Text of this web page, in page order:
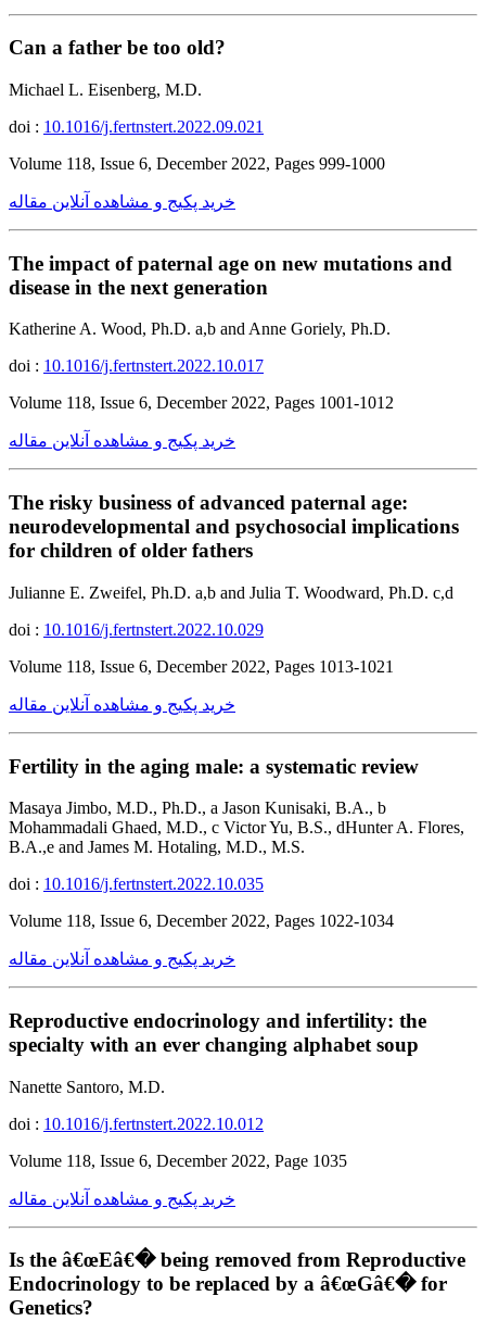
Can a father be too old?
Michael L. Eisenberg, M.D.
doi : 10.1016/j.fertnstert.2022.09.021
Volume 118, Issue 6, December 2022, Pages 999-1000
خرید پکیج و مشاهده آنلاین مقاله
The impact of paternal age on new mutations and
disease in the next generation
Katherine A. Wood, Ph.D. a,b and Anne Goriely, Ph.D.
doi : 10.1016/j.fertnstert.2022.10.017
Volume 118, Issue 6, December 2022, Pages 1001-1012
خرید پکیج و مشاهده آنلاین مقاله
The risky business of advanced paternal age:
neurodevelopmental and psychosocial implications
for children of older fathers
Julianne E. Zweifel, Ph.D. a,b and Julia T. Woodward, Ph.D. c,d
doi : 10.1016/j.fertnstert.2022.10.029
Volume 118, Issue 6, December 2022, Pages 1013-1021
خرید پکیج و مشاهده آنلاین مقاله
Fertility in the aging male: a systematic review
Masaya Jimbo, M.D., Ph.D., a Jason Kunisaki, B.A., b
Mohammadali Ghaed, M.D., c Victor Yu, B.S., dHunter A. Flores,
B.A.,e and James M. Hotaling, M.D., M.S.
doi : 10.1016/j.fertnstert.2022.10.035
Volume 118, Issue 6, December 2022, Pages 1022-1034
خرید پکیج و مشاهده آنلاین مقاله
Reproductive endocrinology and infertility: the
specialty with an ever changing alphabet soup
Nanette Santoro, M.D.
doi : 10.1016/j.fertnstert.2022.10.012
Volume 118, Issue 6, December 2022, Page 1035
خرید پکیج و مشاهده آنلاین مقاله
Is the â€œEâ€� being removed from Reproductive
Endocrinology to be replaced by a â€œGâ€� for
Genetics?